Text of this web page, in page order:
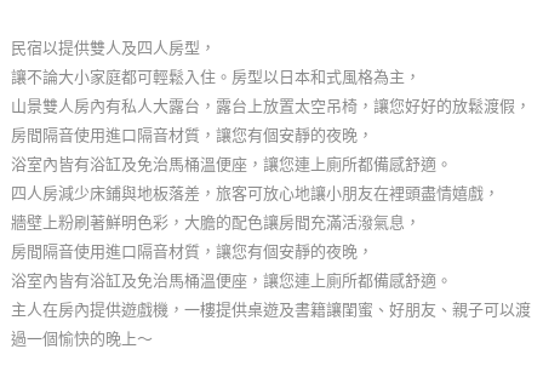
顧
客
服
務
顧
客
滿
意
度
民宿以提供雙人及四人房型，
讓不論大小家庭都可輕鬆入住。房型以日本和式風格為主，
山景雙人房內有私人大露台，露台上放置太空吊椅，讓您好好的放鬆渡假，
房間隔音使用進口隔音材質，讓您有個安靜的夜晚，
浴室內皆有浴缸及免治馬桶溫便座，讓您連上廁所都備感舒適。
四人房減少床鋪與地板落差，旅客可放心地讓小朋友在裡頭盡情嬉戲，
牆壁上粉刷著鮮明色彩，大膽的配色讓房間充滿活潑氣息，
房間隔音使用進口隔音材質，讓您有個安靜的夜晚，
浴室內皆有浴缸及免治馬桶溫便座，讓您連上廁所都備感舒適。
主人在房內提供遊戲機，一樓提供桌遊及書籍讓閨蜜、好朋友、親子可以渡
過一個愉快的晚上～